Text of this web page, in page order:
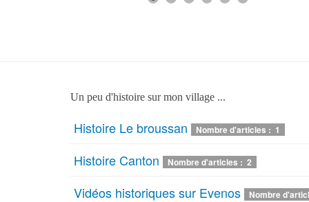
Un peu d'histoire sur mon village ...
Histoire Le broussan Nombre d'articles : 1
Histoire Canton Nombre d'articles : 2
Vidéos historiques sur Evenos Nombre